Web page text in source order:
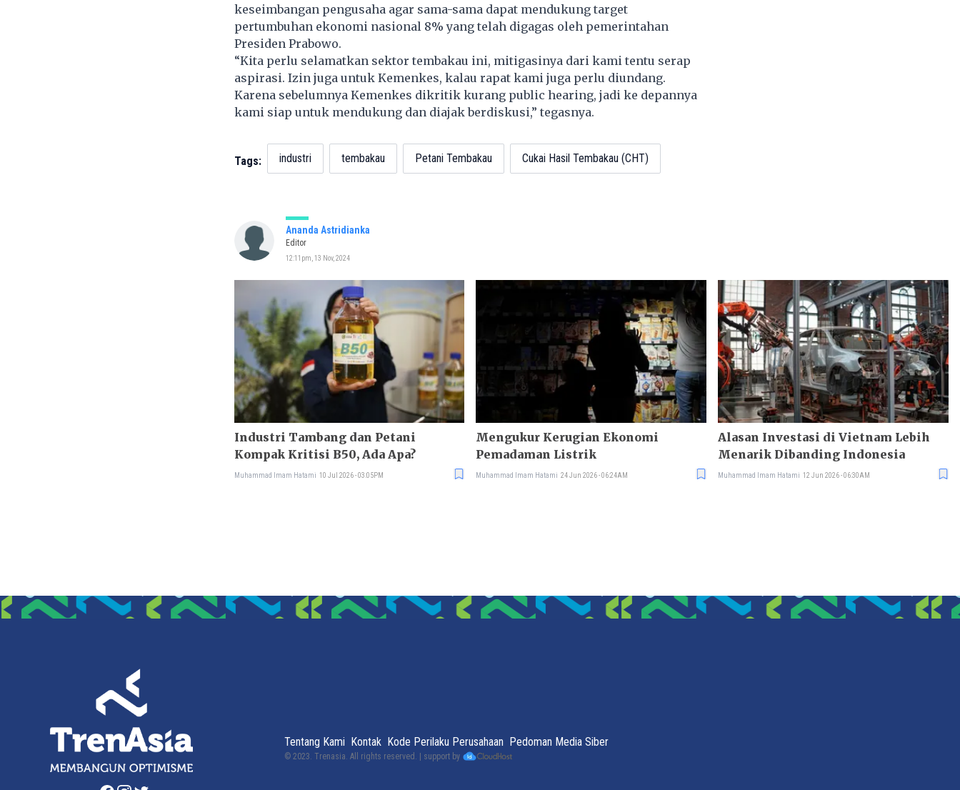
keseimbangan pengusaha agar sama-sama dapat mendukung target
pertumbuhan ekonomi nasional 8% yang telah digagas oleh pemerintahan
Presiden Prabowo.
“Kita perlu selamatkan sektor tembakau ini, mitigasinya dari kami tentu serap
aspirasi. Izin juga untuk Kemenkes, kalau rapat kami juga perlu diundang.
Karena sebelumnya Kemenkes dikritik kurang public hearing, jadi ke depannya
kami siap untuk mendukung dan diajak berdiskusi,” tegasnya.
Tags: industri tembakau Petani Tembakau Cukai Hasil Tembakau (CHT)
Ananda Astridianka
Editor
12:11pm, 13 Nov, 2024
Industri Tambang dan Petani
Kompak Kritisi B50, Ada Apa?
Muhammad Imam Hatami 10 Jul 2026 - 03:05PM
Mengukur Kerugian Ekonomi
Pemadaman Listrik
Muhammad Imam Hatami 24 Jun 2026 - 06:24AM
Alasan Investasi di Vietnam Lebih
Menarik Dibanding Indonesia
Muhammad Imam Hatami 12 Jun 2026 - 06:30AM
Tentang Kami Kontak Kode Perilaku Perusahaan Pedoman Media Siber
© 2023. Trenasia . All rights reserved. | support by